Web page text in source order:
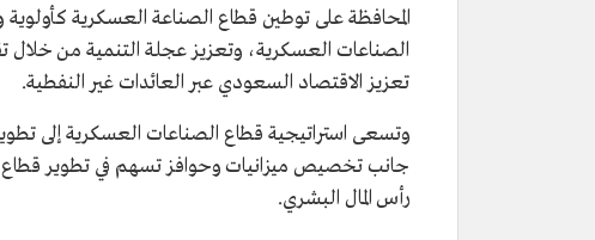
المحافظة على توطين قطاع الصناعة العسكرية
الصناعات العسكرية، وتعزيز عجلة التنمية من خلال
تعزيز الاقتصاد السعودي عبر العائدات غير النفطية.
جانب تخصيص ميزانيات وحوافز تسهم في تطوير قطاع
رأس المال البشري.